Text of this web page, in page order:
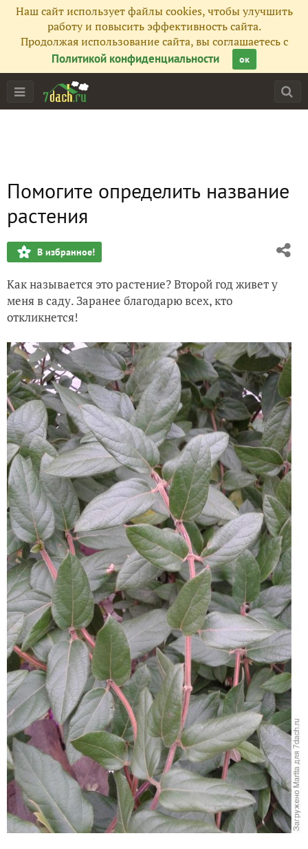
Наш сайт использует файлы cookies, чтобы улучшить
работу и повысить эффективность сайта.
Продолжая использование сайта, вы соглашаетесь с
Политикой конфиденциальности
ок
Помогите определить название
растения
В избранное!
Как называется это растение? Второй год живет у
меня в саду. Заранее благодарю всех, кто
откликнется!